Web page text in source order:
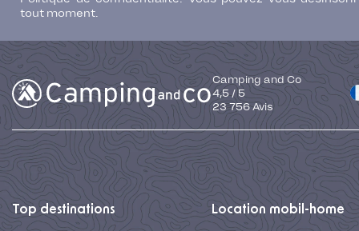
tout moment.
Camping and Co
4,5 / 5
23 756Avis
Top destinations Location mobil-home